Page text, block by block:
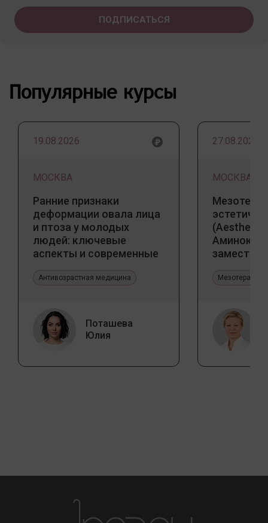
Популярные курсы
19.08.2026
МОСКВА
Ранние признаки
деформации овала лица
и птоза у молодых
людей: ключевые
аспекты и современные
Антивозрастная медицина
Поташева
Юлия
27.08.2026
МОСКВА
(Aesthetic
Мезотерапия